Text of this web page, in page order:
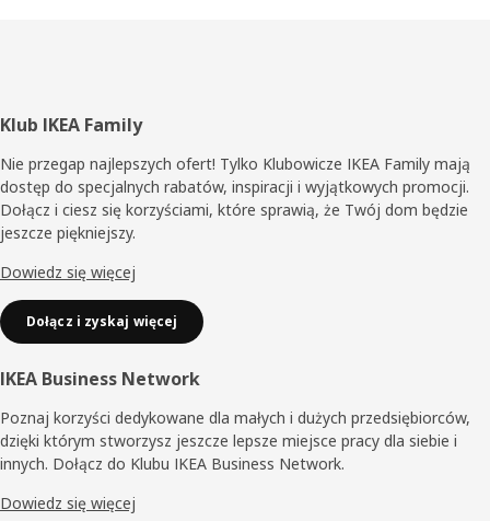
Stopka
Klub IKEA Family
Nie przegap najlepszych ofert! Tylko Klubowicze IKEA Family mają
dostęp do specjalnych rabatów, inspiracji i wyjątkowych promocji.
Dołącz i ciesz się korzyściami, które sprawią, że Twój dom będzie
jeszcze piękniejszy.
Dowiedz się więcej
Dołącz i zyskaj więcej
IKEA Business Network
Poznaj korzyści dedykowane dla małych i dużych przedsiębiorców,
dzięki którym stworzysz jeszcze lepsze miejsce pracy dla siebie i
innych. Dołącz do Klubu IKEA Business Network.
Dowiedz się więcej